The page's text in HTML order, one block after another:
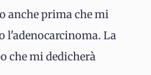
anche prima che mi
l'adenocarcinoma. La
che mi dedicherà